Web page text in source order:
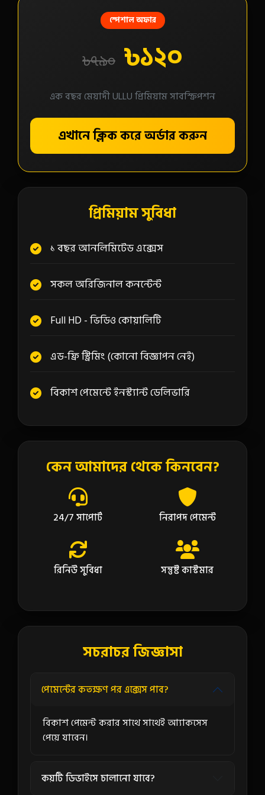
স্পেশাল অফার
৳৭৯০ ৳১২০
এক বছর মেয়াদী ULLU প্রিমিয়াম সাবস্ক্রিপশন
এখানে ক্লিক করে অর্ডার করুন
প্রিমিয়াম সুবিধা
১ বছর আনলিমিটেড এক্সেস
সকল অরিজিনাল কনন্টেন্ট
Full HD - ভিডিও কোয়ালিটি
এড-ফ্রি স্ট্রিমিং (কোনো বিজ্ঞাপন নেই)
বিকাশ পেমেন্টে ইনস্ট্যান্ট ডেলিভারি
কেন আমাদের থেকে কিনবেন?
24/7 সাপোর্ট নিরাপদ পেমেন্ট
রিনিউ সুবিধা সন্তুষ্ট কাস্টমার
সচরাচর জিজ্ঞাসা
পেমেন্টের কতক্ষণ পর এক্সেস পাব?
বিকাশ পেমেন্ট করার সাথে সাথেই আ্যাকসেস
পেয়ে যাবেন।
কয়টি ডিভাইসে চালানো যাবে?